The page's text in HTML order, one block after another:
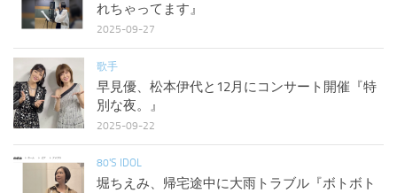
れちゃってます』
2025-09-27
歌手
早見優、松本伊代と12月にコンサート開催『特
別な夜。』
2025-09-22
80'S IDOL
堀ちえみ、帰宅途中に大雨トラブル『ボトボト